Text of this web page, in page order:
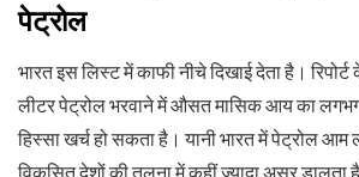
पेट्रोल
भारत इस लिस्ट में काफी नीचे दिखाई देता है।
लीटर पेट्रोल भरवाने में औसत मासिक आय का
हिस्सा खर्च हो सकता है। यानी भारत में पेट्रोल आम